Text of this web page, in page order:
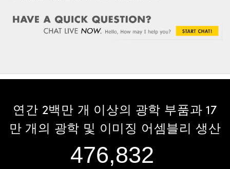
연간 2백만 개 이상의 광학 부품과 17
만 개의 광학 및 이미징 어셈블리 생산
703,709